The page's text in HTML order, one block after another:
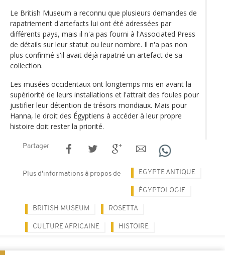
Le British Museum a reconnu que plusieurs demandes de
rapatriement d'artefacts lui ont été adressées par
différents pays, mais il n'a pas fourni à l'Associated Press
de détails sur leur statut ou leur nombre. Il n'a pas non
plus confirmé s'il avait déjà rapatrié un artefact de sa
collection.
Les musées occidentaux ont longtemps mis en avant la
supériorité de leurs installations et l'attrait des foules pour
justifier leur détention de trésors mondiaux. Mais pour
Hanna, le droit des Égyptiens à accéder à leur propre
histoire doit rester la priorité.
Partager
Plus d'informations à propos de EGYPTE ANTIQUE
ÉGYPTOLOGIE
BRITISH MUSEUM ROSETTA
CULTURE AFRICAINE HISTOIRE